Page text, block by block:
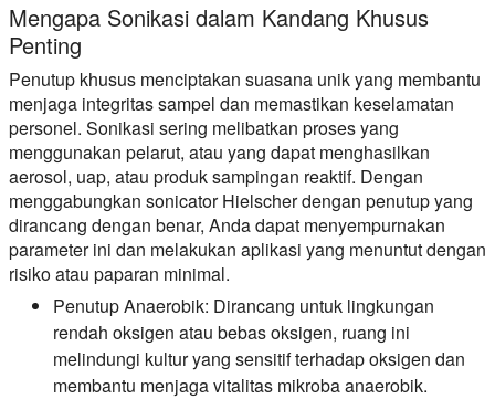
Mengapa Sonikasi dalam Kandang Khusus
Penting
Penutup khusus menciptakan suasana unik yang membantu
menjaga integritas sampel dan memastikan keselamatan
personel. Sonikasi sering melibatkan proses yang
menggunakan pelarut, atau yang dapat menghasilkan
aerosol, uap, atau produk sampingan reaktif. Dengan
menggabungkan sonicator Hielscher dengan penutup yang
dirancang dengan benar, Anda dapat menyempurnakan
parameter ini dan melakukan aplikasi yang menuntut dengan
risiko atau paparan minimal.
Penutup Anaerobik: Dirancang untuk lingkungan
rendah oksigen atau bebas oksigen, ruang ini
melindungi kultur yang sensitif terhadap oksigen dan
membantu menjaga vitalitas mikroba anaerobik.